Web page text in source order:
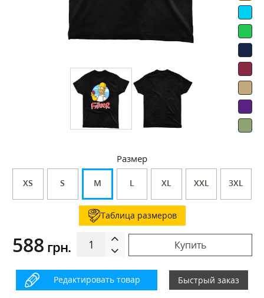
Размер
XS S M L XL XXL 3XL
Таблица размеров
588 грн. Купить
Редактировать товар Быстрый заказ